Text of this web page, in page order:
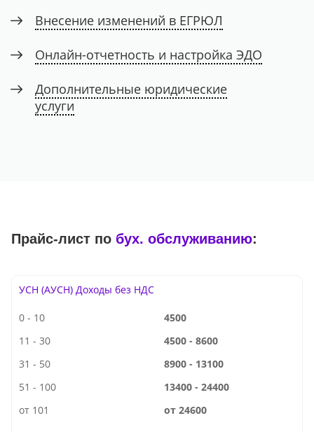
Внесение изменений в ЕГРЮЛ
Онлайн-отчетность и настройка ЭДО
Дополнительные юридические
услуги
Прайс-лист по бух. обслуживанию:
УСН (АУСН) Доходы без НДС
0 - 10
11 - 30
31 - 50
51 - 100
от 101
4500
4500 - 8600
8900 - 13100
13400 - 24400
от 24600